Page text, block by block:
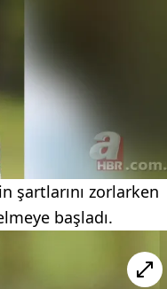
şartlarını zorlarken
başladı.